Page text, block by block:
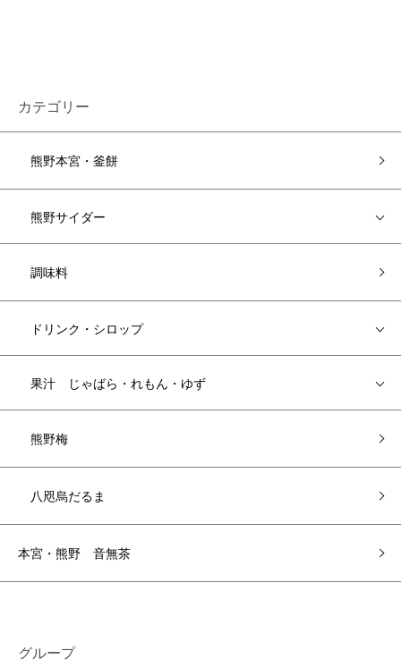
カテゴリー
熊野本宮・釜餅
熊野サイダー
調味料
ドリンク・シロップ
果汁 じゃばら・れもん・ゆず
熊野梅
八咫烏だるま
本宮・熊野 音無茶
グループ